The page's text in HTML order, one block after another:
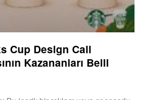
Cup Design Call
Kazananları Belli